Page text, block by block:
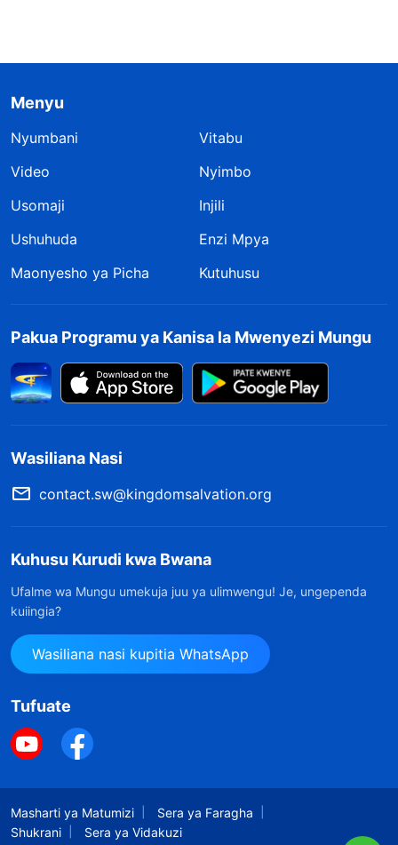
Menyu
Nyumbani
Vitabu
Video
Nyimbo
Usomaji
Injili
Ushuhuda
Enzi Mpya
Maonyesho ya Picha
Kutuhusu
Pakua Programu ya Kanisa la Mwenyezi Mungu
Wasiliana Nasi
contact.sw@kingdomsalvation.org
Kuhusu Kurudi kwa Bwana
Ufalme wa Mungu umekuja juu ya ulimwengu! Je, ungependa
kuiingia?
Wasiliana nasi kupitia WhatsApp
Tufuate
Masharti ya Matumizi
Sera ya Faragha
Shukrani
Sera ya Vidakuzi